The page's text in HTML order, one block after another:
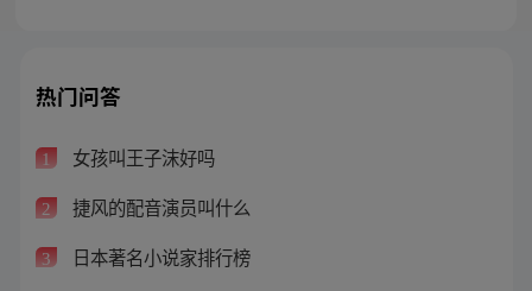
热门问答
1 女孩叫王子沫好吗
2 捷风的配音演员叫什么
3 日本著名小说家排行榜